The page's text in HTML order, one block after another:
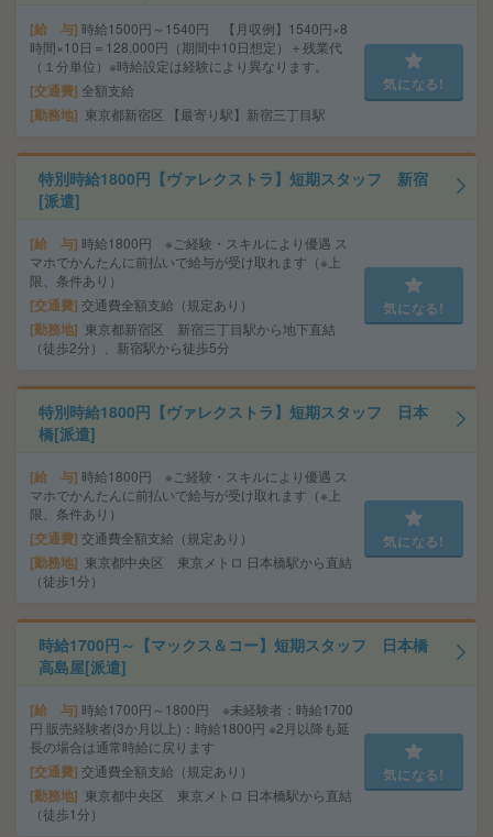
給 与 時給1500円～1540円 【月収例】1540円×8
時間×10日＝128,000円（期間中10日想定）＋残業代
（１分単位）※時給設定は経験により異なります。
交通費 全額支給
勤務地 東京都新宿区 【最寄り駅】新宿三丁目駅
気になる!
特別時給1800円【ヴァレクストラ】短期スタッフ 新宿
[派遣]
給 与 時給1800円 ※ご経験・スキルにより優遇 ス
マホでかんたんに前払いで給与が受け取れます（※上
限、条件あり）
交通費 交通費全額支給（規定あり）
勤務地
東京都新宿区 新宿三丁目駅から地下直結
（徒歩2分）、新宿駅から徒歩5分
気になる!
特別時給1800円【ヴァレクストラ】短期スタッフ 日本
橋[派遣]
給 与 時給1800円 ※ご経験・スキルにより優遇 ス
マホでかんたんに前払いで給与が受け取れます（※上
限、条件あり）
交通費 交通費全額支給（規定あり）
勤務地
東京都中央区 東京メトロ 日本橋駅から直結
（徒歩1分）
気になる!
時給1700円～【マックス＆コー】短期スタッフ 日本橋
高島屋[派遣]
給 与 時給1700円～1800円 ※未経験者：時給1700
円 販売経験者(3か月以上)：時給1800円 ※2月以降も延
長の場合は通常時給に戻ります
交通費 交通費全額支給（規定あり）
勤務地
東京都中央区 東京メトロ 日本橋駅から直結
（徒歩1分）
気になる!